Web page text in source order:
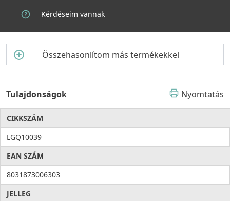
Kérdéseim vannak
Összehasonlítom más termékekkel
Tulajdonságok Nyomtatás
CIKKSZÁM
LGQ10039
EAN SZÁM
8031873006303
JELLEG